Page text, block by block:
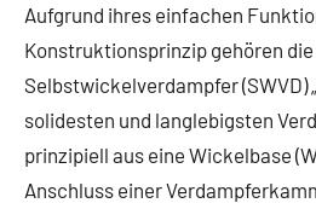
Aufgrund ihres einfachen
Konstruktionsprinzip gehören die
Selbstwickelverdampfer (SWVD)
solidesten und langlebigsten
prinzipiell aus eine Wickelbase
Anschluss einer